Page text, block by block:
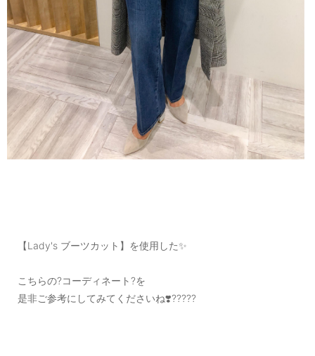
【Lady's ブーツカット】を使用した✨
こちらの?コーディネート?を
是非ご参考にしてみてくださいね❣️?????